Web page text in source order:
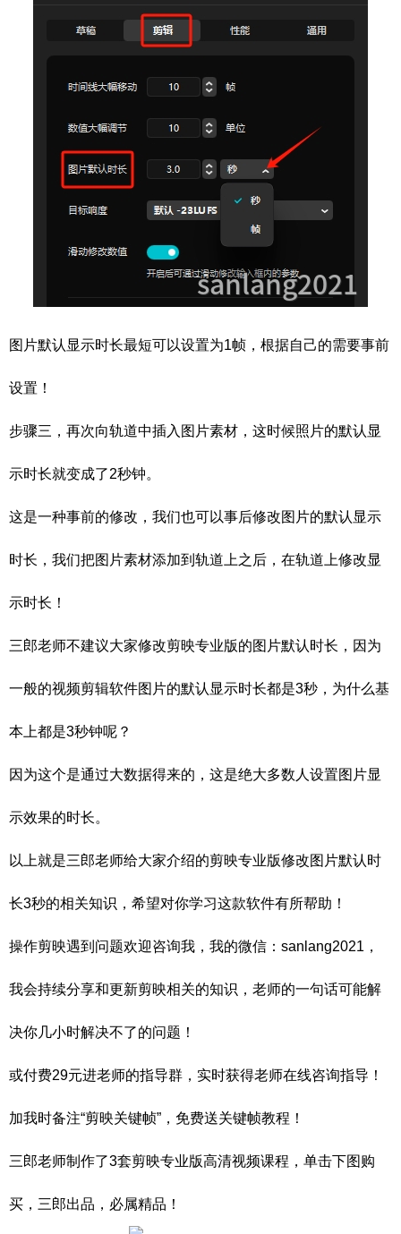
图片默认显示时长最短可以设置为1帧，根据自己的需要事前
设置！
步骤三，再次向轨道中插入图片素材，这时候照片的默认显
示时长就变成了2秒钟。
这是一种事前的修改，我们也可以事后修改图片的默认显示
时长，我们把图片素材添加到轨道上之后，在轨道上修改显
示时长！
三郎老师不建议大家修改剪映专业版的图片默认时长，因为
一般的视频剪辑软件图片的默认显示时长都是3秒，为什么基
本上都是3秒钟呢？
因为这个是通过大数据得来的，这是绝大多数人设置图片显
示效果的时长。
以上就是三郎老师给大家介绍的剪映专业版修改图片默认时
长3秒的相关知识，希望对你学习这款软件有所帮助！
操作剪映遇到问题欢迎咨询我，我的微信：sanlang2021，
我会持续分享和更新剪映相关的知识，老师的一句话可能解
决你几小时解决不了的问题！
或付费29元进老师的指导群，实时获得老师在线咨询指导！
加我时备注“剪映关键帧”，免费送关键帧教程！
三郎老师制作了3套剪映专业版高清视频课程，单击下图购
买，三郎出品，必属精品！